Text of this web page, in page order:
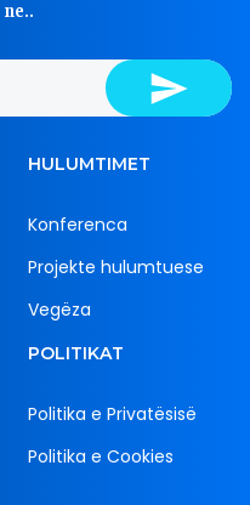
HULUMTIMET
Konferenca
Projekte hulumtuese
Vegëza
POLITIKAT
Politika e Privatësisë
Politika e Cookies